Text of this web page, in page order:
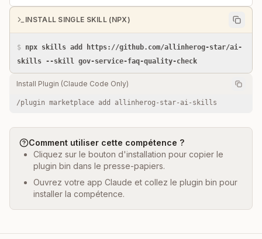
INSTALL SINGLE SKILL (NPX)
$ npx skills add https://github.com/allinherog-star/ai-
skills --skill gov-service-faq-quality-check
Install Plugin (Claude Code Only)
/plugin marketplace add allinherog-star-ai-skills
Comment utiliser cette compétence ?
Cliquez sur le bouton d'installation pour copier le
plugin bin dans le presse-papiers.
Ouvrez votre app Claude et collez le plugin bin pour
installer la compétence.